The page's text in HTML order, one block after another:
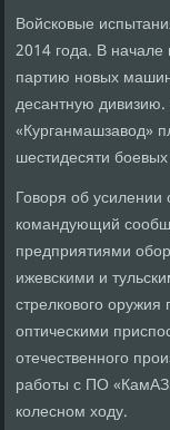
Войсковые
2014 года. В
партию новых
десантную
«Курганмашзавод»
шестидесяти
Говоря об усилении
командующий
предприятиями
ижевскими и
стрелкового
оптическими
отечественного
работы с ПО
колесном ходу.